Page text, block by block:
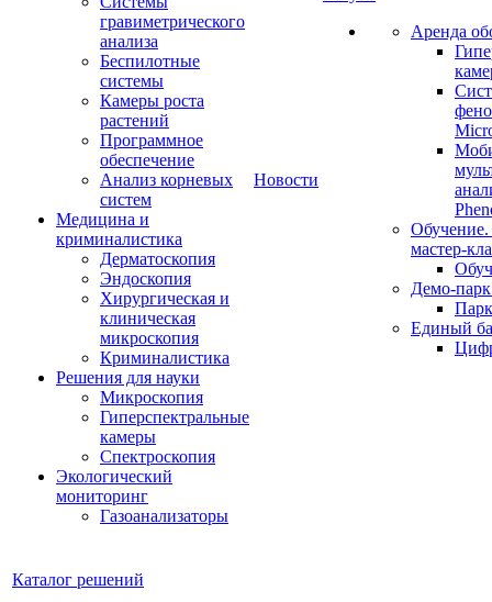
гравиметрического
анализа
Беспилотные
системы
Камеры роста
растений
Программное
обеспечение
Анализ корневых
систем
Медицина и
криминалистика
Дерматоскопия
Эндоскопия
Хирургическая и
клиническая
микроскопия
Криминалистика
Решения для науки
Микроскопия
Гиперспектральные
камеры
Спектроскопия
Экологический
мониторинг
Газоанализаторы
Новости
Аренда
мастер-
Демо-
Парк
Единый
Каталог решений